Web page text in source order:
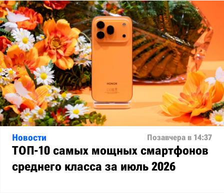
Новости Позавчера в 14:37
ТОП-10 самых мощных смартфонов
среднего класса за июль 2026